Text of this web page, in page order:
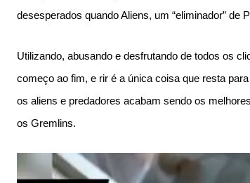
desesperados quando Aliens, um “eliminador”
Utilizando, abusando e desfrutando de todos os
começo ao fim, e rir é a única coisa que resta
os aliens e predadores acabam sendo os
os Gremlins.